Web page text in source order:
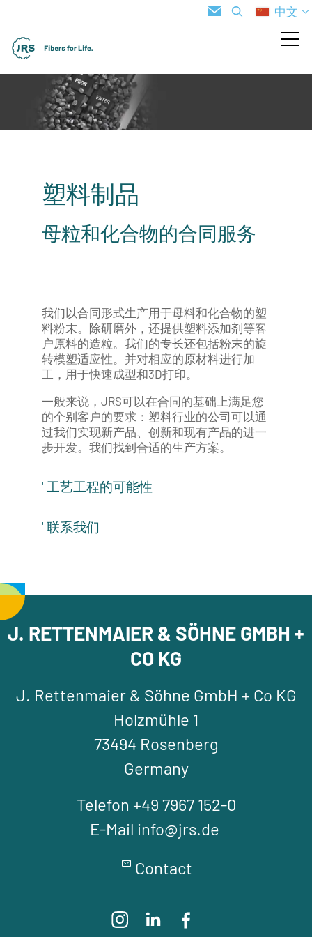
中文
塑料制品
母粒和化合物的合同服务
我们以合同形式生产用于母料和化合物的塑
料粉末。除研磨外，还提供塑料添加剂等客
户原料的造粒。我们的专长还包括粉末的旋
转模塑适应性。并对相应的原材料进行加
工，用于快速成型和3D打印。
一般来说，JRS可以在合同的基础上满足您
的个别客户的要求：塑料行业的公司可以通
过我们实现新产品、创新和现有产品的进一
步开发。我们找到合适的生产方案。
' 工艺工程的可能性
' 联系我们
J. RETTENMAIER & SÖHNE GMBH +
CO KG
J. Rettenmaier & Söhne GmbH + Co KG
Holzmühle 1
73494 Rosenberg
Germany
Telefon +49 7967 152-0
E-Mail info@jrs.de
Contact